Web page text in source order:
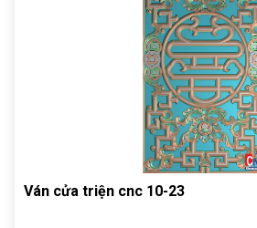
Ván cửa triện cnc 10-23